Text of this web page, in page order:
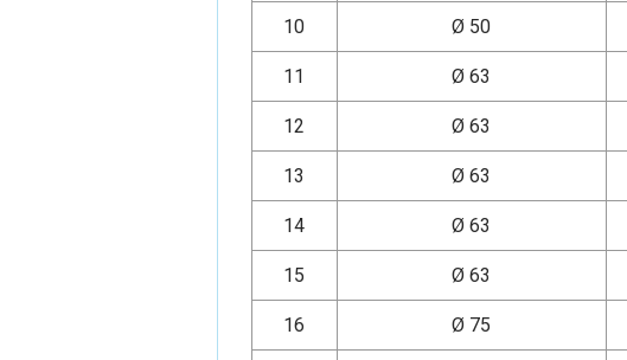
10 Ø 50
11 Ø 63
12 Ø 63
13 Ø 63
14 Ø 63
15 Ø 63
16 Ø 75